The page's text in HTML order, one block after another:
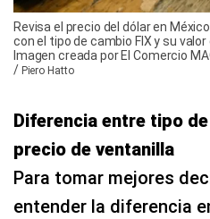
Revisa el precio del dólar en
con el tipo de cambio FIX y su
Imagen creada por El Comercio
/ Piero Hatto
Diferencia entre tipo
precio de ventanilla
Para tomar mejores
entender la diferencia